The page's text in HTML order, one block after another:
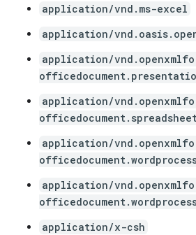
application/vnd.ms-excel
application/
application/
application/
application/
application/
application/x-csh